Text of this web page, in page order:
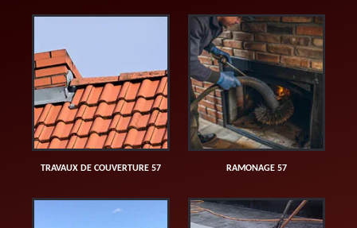
TRAVAUX DE COUVERTURE 57 RAMONAGE 57